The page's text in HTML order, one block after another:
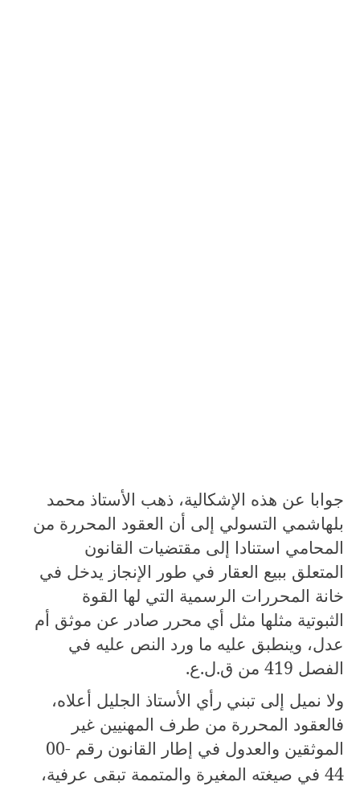
جوابا عن هذه الإشكالية، ذهب الأستاذ محمد
بلهاشمي التسولي إلى أن العقود المحررة من
المحامي استنادا إلى مقتضيات القانون
المتعلق ببيع العقار في طور الإنجاز يدخل في
خانة المحررات الرسمية التي لها القوة
الثبوتية مثلها مثل أي محرر صادر عن موثق أم
عدل، وينطبق عليه ما ورد النص عليه في
الفصل 419من ق.ل.ع.
ولا نميل إلى تبني رأي الأستاذ الجليل أعلاه،
فالعقود المحررة من طرف المهنيين غير
الموثقين والعدول في إطار القانون رقم 00-
44في صيغته المغيرة والمتممة تبقى عرفية،